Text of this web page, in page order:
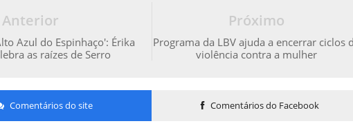
Próximo
Programa da LBV ajuda a encerrar ciclos
violência contra a mulher
Anterior
Azul do Espinhaço': Érika
as raízes de Serro
Comentários do site Comentários do Facebook